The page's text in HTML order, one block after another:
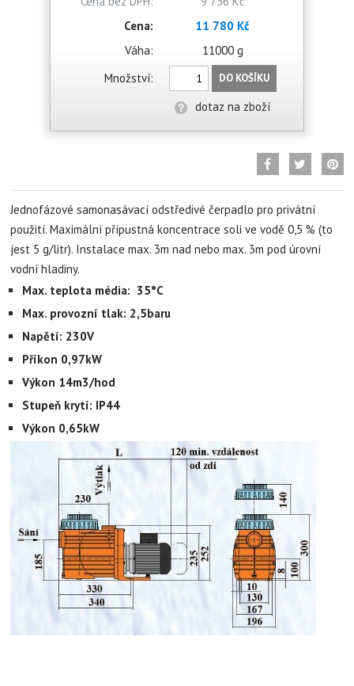
Cena:
11 780 Kč
Váha:
11000 g
Množství:
DO KOŠÍKU
dotaz na zboží
Jednofázové samonasávací odstředivé čerpadlo pro privátní
použití. Maximální přípustná koncentrace soli ve vodě 0,5 % (to
jest 5 g/litr). Instalace max. 3m nad nebo max. 3m pod úrovní
vodní hladiny.
Max. teplota média: 35°C
Max. provozní tlak: 2,5baru
Napětí: 230V
Příkon 0,97kW
Výkon 14m3/hod
Stupeň krytí: IP44
Výkon 0,65kW